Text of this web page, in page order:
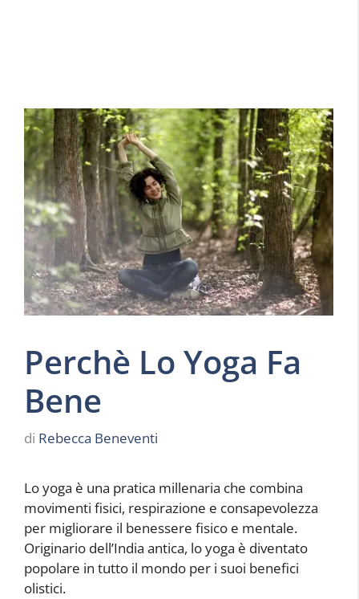
Perchè Lo Yoga Fa
Bene
di Rebecca Beneventi
Lo yoga è una pratica millenaria che combina
movimenti fisici, respirazione e consapevolezza
per migliorare il benessere fisico e mentale.
Originario dell’India antica, lo yoga è diventato
popolare in tutto il mondo per i suoi benefici
olistici.